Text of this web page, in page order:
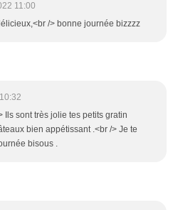
11:00
/> bonne journée bizzzz
Ils sont très jolie tes petits gratin
bien appétissant .<br /> Je te
bisous .